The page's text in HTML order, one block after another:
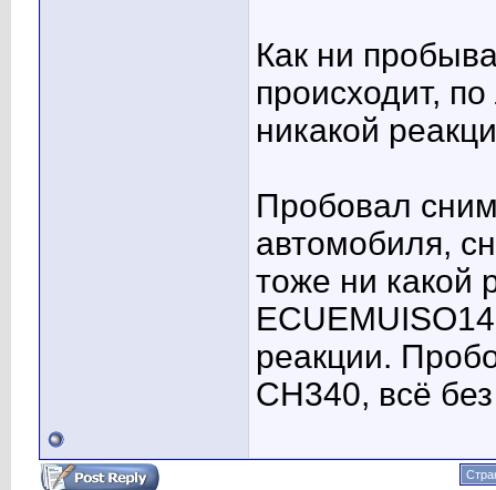
Как ни
происходит,
никакой
Пробовал
автомобиля,
тоже ни какой
реакции.
CH340, всё без